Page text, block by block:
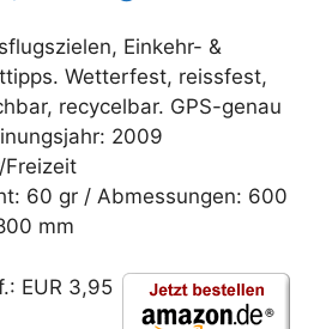
Einkehr- &
Wetterfest, reissfest,
recycelbar. GPS-genau
2009
Freizeit
60 gr / Abmessungen: 600
mm
EUR 3,95